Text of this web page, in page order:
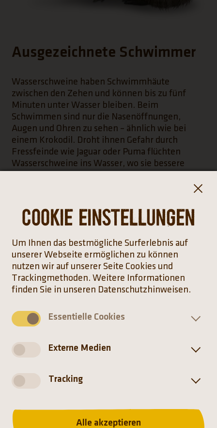
Ausgezeichnete Schwimmer
Wasserschweine haben Schwimmhäute
zwischen den Zehen und können bis zu fünf
Minuten unter Wasser bleiben. Beim
Schwimmen sind nur die Nasenöffnungen,
Augen und Ohren zu sehen – ähnlich wie bei
einem Krokodil. Droht ihnen Gefahr durch
Fressfeinde wie Jaguar oder Puma flüchten
Wasserschweine ins Wasser, wo sie bessere
Damit Raubtiere ihre Fährte nur schwer
ihren Urin und ihren Kot überwiegend im
Wasser ab.
Cookie Einstellungen
Um Ihnen das bestmögliche Surferlebnis auf
unserer Webseite ermöglichen zu können
nutzen wir auf unserer Seite Cookies und
Trackingmethoden. Weitere Informationen
finden Sie in unseren Datenschutzhinweisen.
Essentielle Cookies
Externe Medien
Tracking
Alle akzeptieren